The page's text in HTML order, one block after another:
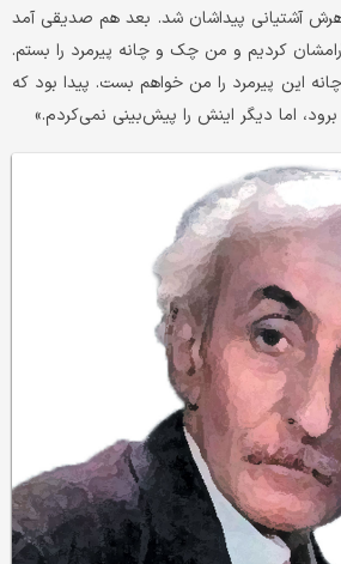
آشتیانی پیداشان شد. بعد هم صدیقی آمد
کردیم و من چک و چانه پیرمرد را بستم.
این پیرمرد را من خواهم بست. پیدا بود که
اما دیگر اینش را پیش‌بینی نمی‌کردم.»